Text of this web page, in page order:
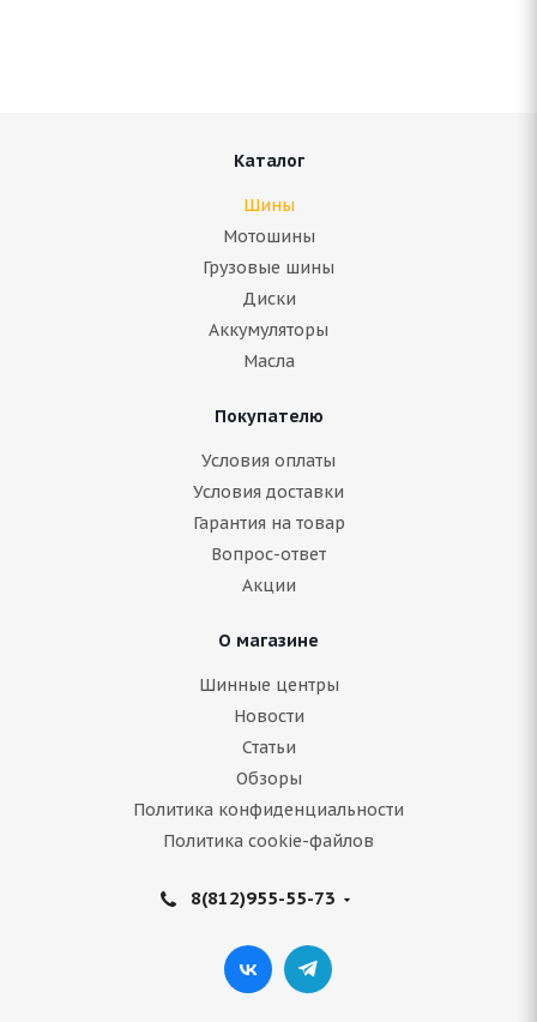
Antares Grip 60 ice 215/65 R16 98T
Каталог
Шины
Мотошины
Грузовые шины
Диски
Аккумуляторы
Масла
Покупателю
Условия оплаты
Условия доставки
Гарантия на товар
Вопрос-ответ
Акции
О магазине
Шинные центры
Новости
Статьи
Обзоры
Политика конфиденциальности
Политика cookie-файлов
8(812)955-55-73